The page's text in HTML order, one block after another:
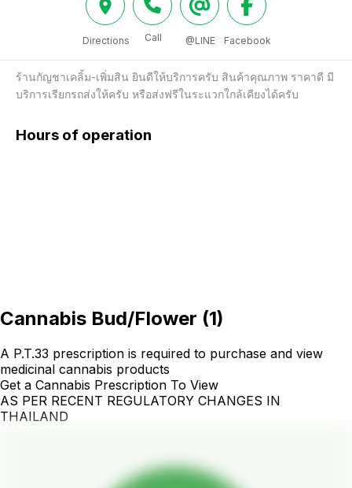
Directions Call @LINE Facebook
ร้านกัญชาเคลิ้ม-เพิ่มสิน ยินดีให้บริการครับ สินค้าคุณภาพ ราคาดี มี
บริการเรียกรถส่งให้ครับ หรือส่งฟรีในระแวกใกล้เคียงได้ครับ
Hours of operation
Cannabis Bud/Flower (1)
A P.T.33 prescription is required to purchase and view
medicinal cannabis products
Get a Cannabis Prescription To View
AS PER RECENT REGULATORY CHANGES IN
THAILAND